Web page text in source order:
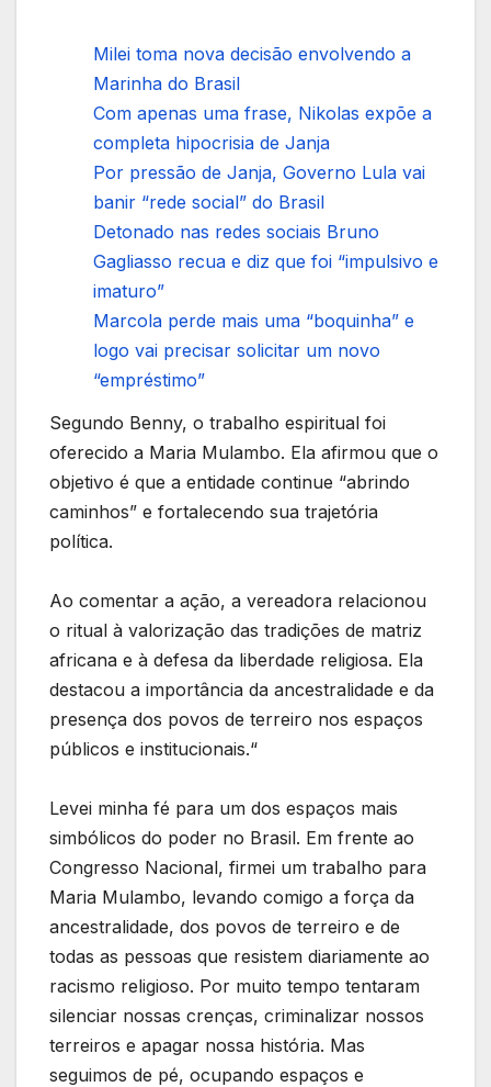
Milei toma nova decisão envolvendo a
Marinha do Brasil
Com apenas uma frase, Nikolas expõe a
completa hipocrisia de Janja
Por pressão de Janja, Governo Lula vai
banir “rede social” do Brasil
Detonado nas redes sociais Bruno
Gagliasso recua e diz que foi “impulsivo e
imaturo”
Marcola perde mais uma “boquinha” e
logo vai precisar solicitar um novo
“empréstimo”
Segundo Benny, o trabalho espiritual foi
oferecido a Maria Mulambo. Ela afirmou que o
objetivo é que a entidade continue “abrindo
caminhos” e fortalecendo sua trajetória
política.
Ao comentar a ação, a vereadora relacionou
o ritual à valorização das tradições de matriz
africana e à defesa da liberdade religiosa. Ela
destacou a importância da ancestralidade e da
presença dos povos de terreiro nos espaços
públicos e institucionais.“
Levei minha fé para um dos espaços mais
simbólicos do poder no Brasil. Em frente ao
Congresso Nacional, firmei um trabalho para
Maria Mulambo, levando comigo a força da
ancestralidade, dos povos de terreiro e de
todas as pessoas que resistem diariamente ao
racismo religioso. Por muito tempo tentaram
silenciar nossas crenças, criminalizar nossos
terreiros e apagar nossa história. Mas
seguimos de pé, ocupando espaços e